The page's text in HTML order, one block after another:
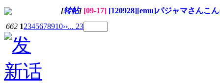
[转帖] [09-17] [120928][emu]パジャマさんこ
662 12345678910››... 23